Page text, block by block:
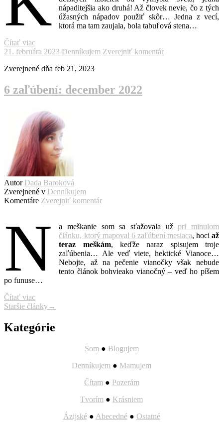
nápaditejšia ako druhá! Až človek nevie, čo z tých
úžasných nápadov použiť skôr… Jedna z vecí,
ktorá ma tam zaujala, bola tabuľová stena…
Čítať viac
21. februára 2023 Denníkujem Zverejniť komentár
Zverejnené dňa feb 21, 2023
6 zaľúbení: december 2022
Autor Dada Baroková
Zverejnené v Denníkujem
Komentáre Zverejniť komentár
N a meškanie som sa sťažovala už pri minulom
článku, ktorý mapoval 6 zaľúbení mesiaca, hociaž
teraz meškám, keďže naraz spisujem troje
zaľúbenia… Ale veď viete, hektické Vianoce…
Nebojte, až na pečenie vianočky však nebude
tento článok bohvieako vianočný – veď ho píšem
po funuse…
Čítať viac
Navigácia
Staršie články→
Kategórie
Som ● Blogujem
Denníkujem ● Mamujem
Čítam ● Pozerám
Tvorím ● Krásniem
Ázijské● Abecedné● Ostatné